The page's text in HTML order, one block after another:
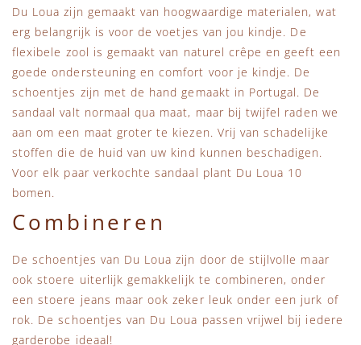
Du Loua zijn gemaakt van hoogwaardige materialen, wat
erg belangrijk is voor de voetjes van jou kindje. De
flexibele zool is gemaakt van naturel crêpe en geeft een
goede ondersteuning en comfort voor je kindje. De
schoentjes zijn met de hand gemaakt in Portugal. De
sandaal valt normaal qua maat, maar bij twijfel raden we
aan om een maat groter te kiezen. Vrij van schadelijke
stoffen die de huid van uw kind kunnen beschadigen.
Voor elk paar verkochte sandaal plant Du Loua 10
bomen.
Combineren
De schoentjes van Du Loua zijn door de stijlvolle maar
ook stoere uiterlijk gemakkelijk te combineren, onder
een stoere jeans maar ook zeker leuk onder een jurk of
rok. De schoentjes van Du Loua passen vrijwel bij iedere
garderobe ideaal!